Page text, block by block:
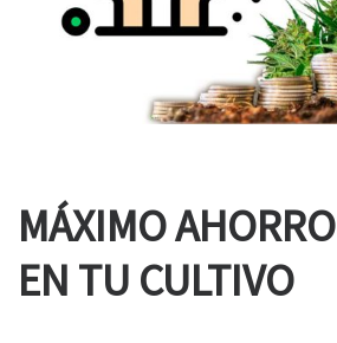
MÁXIMO AHORRO
EN TU CULTIVO